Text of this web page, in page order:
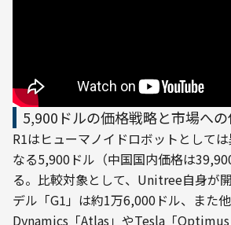
5,900ドルの価格戦略と市場へ
R1はヒューマノイドロボットとして
なる5,900ドル（中国国内価格は
る。比較対象として、Unitree自身が
デル「G1」は約1万6,000ドル、また
Dynamics「Atlas」やTesla「